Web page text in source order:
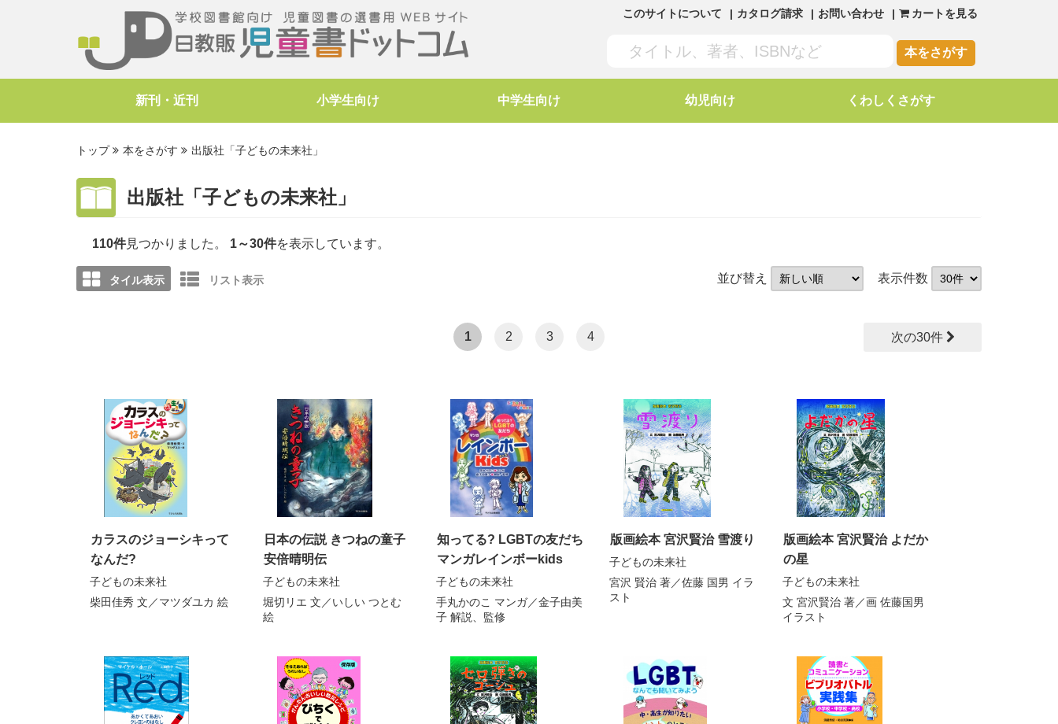
このサイトについて カタログ請求 お問い合わせ カートを見る
本をさがす
新刊・近刊 小学生向け 中学生向け 幼児向け くわしくさがす
トップ 本をさがす 出版社「子どもの未来社」
出版社「子どもの未来社」
110件見つかりました。 1～30件を表示しています。
タイル表示 リスト表示 並び替え 表示件数
次の30件
1 2 3 4
カラスのジョーシキって
なんだ?
子どもの未来社
柴田佳秀 文／マツダユカ 絵
日本の伝説 きつねの童子
安倍晴明伝
子どもの未来社
堀切リエ 文／いしい つとむ
絵
知ってる? LGBTの友だち
マンガレインボーkids
子どもの未来社
手丸かのこ マンガ／金子由美
子 解説、監修
版画絵本 宮沢賢治 雪渡り
子どもの未来社
宮沢 賢治 著／佐藤 国男 イラ
スト
版画絵本 宮沢賢治 よだか
の星
子どもの未来社
文 宮沢賢治 著／画 佐藤国男
イラスト